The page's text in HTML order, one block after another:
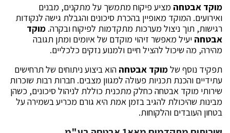
מוקד אבטחהמציע פיקוח מתמשך על מתקנים, מבנים
ואירועים. המוקד מאופיין בהכרת סיכונים והגבלת גישה לנקודות
רגישות, תוך ניצול מערכות מתקדמות לפיקוח ובקרה. מוקד
אבטחהיעיל מאפשר זיהוי מוקדם של איומים ומתן תגובה
מהירה, מה שיכול להציל חיים ולמנוע נזקים כלכליים.
תפקיד נוסף שלמוקד אבטחההוא ביצוע ניתוחים של תרחישים
עתידיים והכנת תכניות פעולה למגוון מצבים. חברות רבות שוכרות
שירותי מוקד אבטחה כחלק מתכנית כוללת לניהול סיכונים, כשהן
מבינות שהיכולת להגיב בזמן אמת היא גורם מכריע בשמירה על
בטחון העובדים והלקוחות.